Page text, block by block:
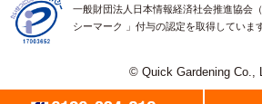
一般財団法人日本情報経済社会推進協会
シーマーク 」付与の認定を取得していま
© Quick Gardening Co.,